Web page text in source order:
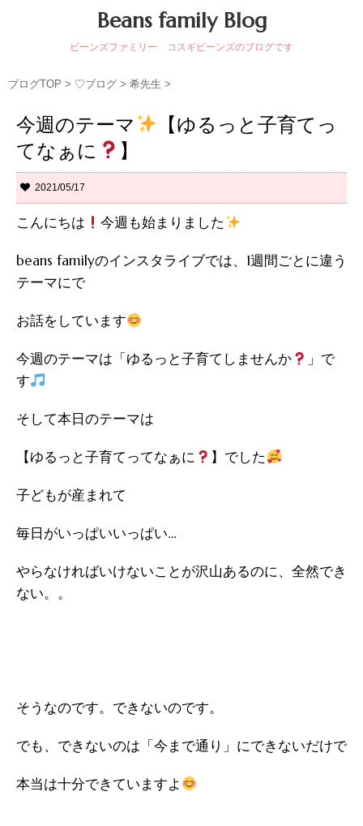
Beans family Blog
ビーンズファミリー コスギビーンズのブログです
ブログTOP > ♡ブログ > 希先生 >
今週のテーマ
【ゆるっと子育てっ
てなぁに
】
2021/05/17
こんにちは 今週も始まりました
beans familyのインスタライブでは、1週間ごとに違う
テーマにで
お話をしています
今週のテーマは「ゆるっと子育てしませんか
」で
す
そして本日のテーマは
【ゆるっと子育てってなぁに 】 でした
子どもが産まれて
毎日がいっぱいいっぱい…
やらなければいけないことが沢山あるのに、全然でき
ない。。
そうなのです。できないのです。
でも、できないのは「今まで通り」にできないだけで
本当は十分できていますよ